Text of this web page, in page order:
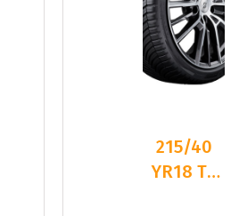
215/40
YR18 TL